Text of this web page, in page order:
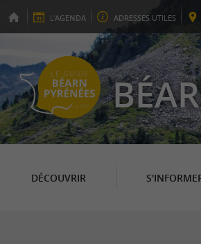
L'AGENDA ADRESSES UTILES
DÉCOUVRIR